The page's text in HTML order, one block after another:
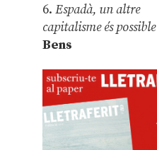
6.Espadà, un altre
capitalisme és possible
Bens